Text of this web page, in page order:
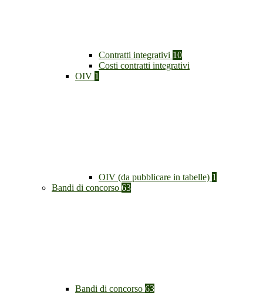
Contratti integrativi 10
Costi contratti integrativi
OIV 1
OIV (da pubblicare in tabelle) 1
Bandi di concorso 63
Bandi di concorso 63